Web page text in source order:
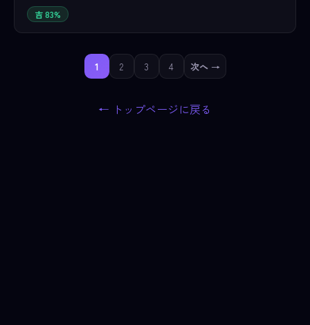
吉 83%
1 2 3 4 次へ →
← トップページに戻る